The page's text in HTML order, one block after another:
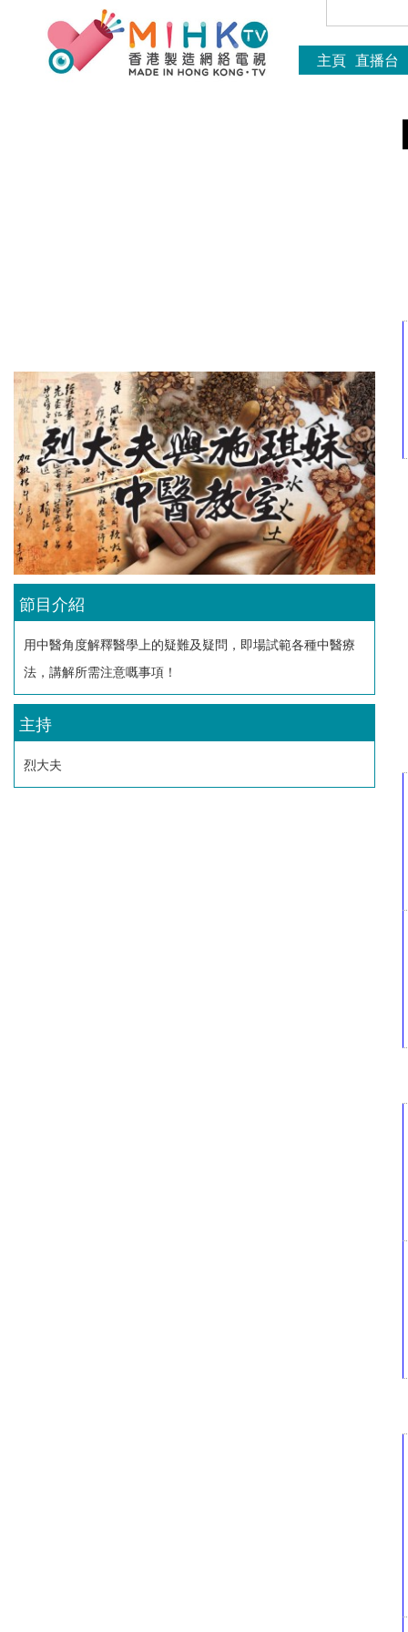
主頁 直播台
節目介紹
用中醫角度解釋醫學上的疑難及疑問，即場試範各種中醫療
法，講解所需注意嘅事項！
主持
烈大夫